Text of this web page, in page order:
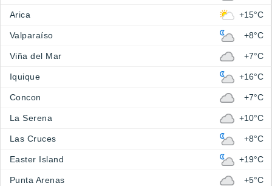
Arica +15°C
Valparaíso +8°C
Viña del Mar +7°C
Iquique +16°C
Concon +7°C
La Serena +10°C
Las Cruces +8°C
Easter Island +19°C
Punta Arenas +5°C